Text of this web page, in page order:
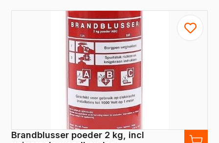
Brandblusser poeder 2 kg, incl